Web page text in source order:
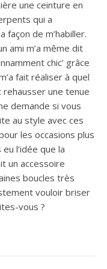
cm, 30
S, XXL
sur la
de
La
un
de
zones
but de
la
crée
locale
tissus
2. La
cm ou
cm :
et
vous
une
plus
Cette
une ceinture en
qui a
façon de m’habiller.
ami m’a même dit
chic’ grâce
fait réaliser à quel
une tenue
demande si vous
au style avec ces
les occasions plus
l’idée que la
un accessoire
boucles très
vouloir briser
vous ?